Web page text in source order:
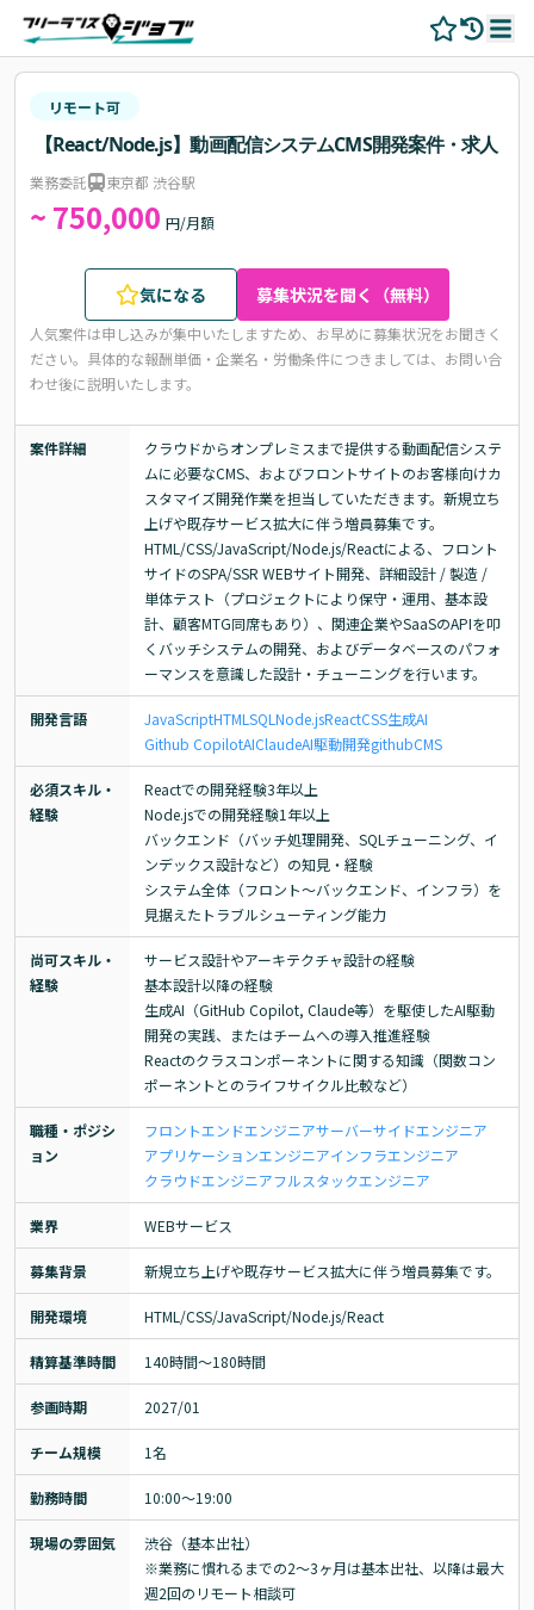
リモート可
【React/Node.js】動画配信システムCMS開発案件・求人
業務委託 東京都 渋谷駅
~ 750,000 円/月額
気になる 募集状況を聞く（無料）
人気案件は申し込みが集中いたしますため、お早めに募集状況をお聞きく
ださい。 具体的な報酬単価・企業名・労働条件につきましては、お問い合
わせ後に説明いたします。
案件詳細
クラウドからオンプレミスまで提供する動画配信システ
ムに必要なCMS、およびフロントサイトのお客様向けカ
スタマイズ開発作業を担当していただきます。新規立ち
上げや既存サービス拡大に伴う増員募集です。
HTML/CSS/JavaScript/Node.js/Reactによる、フロント
サイドのSPA/SSR WEBサイト開発、詳細設計 / 製造 /
単体テスト（プロジェクトにより保守・運用、基本設
計、顧客MTG同席もあり）、関連企業やSaaSのAPIを叩
くバッチシステムの開発、およびデータベースのパフォ
ーマンスを意識した設計・チューニングを行います。
開発言語 JavaScriptHTML SQL Node.jsReactCSS生成AI
Github CopilotAIClaudeAI駆動開発githubCMS
必須スキル・
経験
Reactでの開発経験3年以上
Node.jsでの開発経験1年以上
バックエンド（バッチ処理開発、SQLチューニング、イ
ンデックス設計など）の知見・経験
システム全体（フロント～バックエンド、インフラ）を
見据えたトラブルシューティング能力
尚可スキル・
経験
サービス設計やアーキテクチャ設計の経験
基本設計以降の経験
生成AI（GitHub Copilot, Claude等）を駆使したAI駆動
開発の実践、またはチームへの導入推進経験
Reactのクラスコンポーネントに関する知識（関数コン
ポーネントとのライフサイクル比較など）
職種・ポジシ
ョン
フロントエンドエンジニアサーバーサイドエンジニア
アプリケーションエンジニアインフラエンジニア
クラウドエンジニアフルスタックエンジニア
業界 WEBサービス
募集背景 新規立ち上げや既存サービス拡大に伴う増員募集です。
開発環境 HTML/CSS/JavaScript/Node.js/React
精算基準時間 140時間〜180時間
参画時期 2027/01
チーム規模 1名
勤務時間 10:00～19:00
現場の雰囲気
渋谷（基本出社）
※業務に慣れるまでの2～3ヶ月は基本出社、以降は最大
週2回のリモート相談可